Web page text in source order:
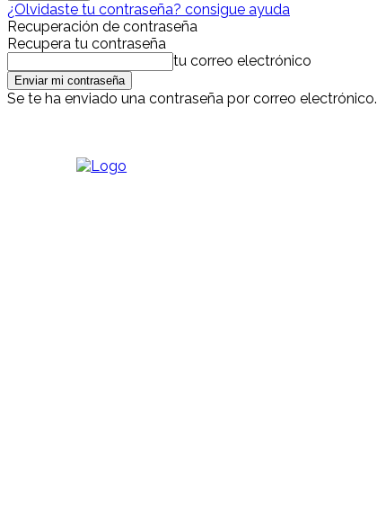
¿Olvidaste tu contraseña? consigue ayuda
Recuperación de contraseña
Recupera tu contraseña
tu correo electrónico
Se te ha enviado una contraseña por correo electrónico.